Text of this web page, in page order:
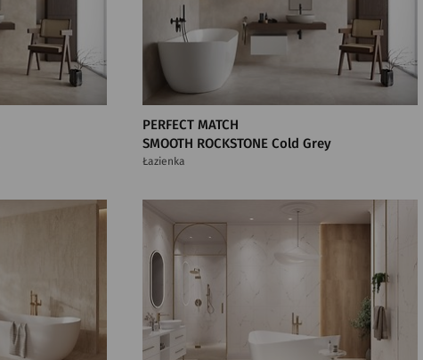
PERFECT MATCH
SMOOTH ROCKSTONE Cold Grey
Łazienka